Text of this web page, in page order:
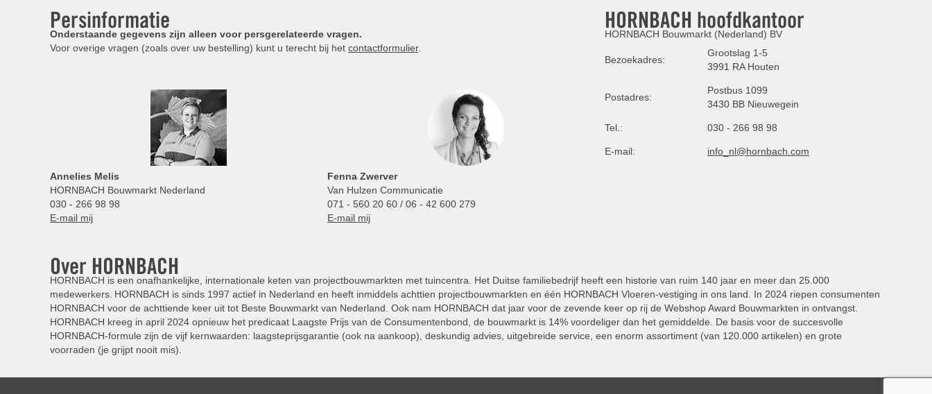
Persinformatie
Onderstaande gegevens zijn alleen voor persgerelateerde vragen.
Voor overige vragen (zoals over uw bestelling) kunt u terecht bij het contactformulier.
Annelies Melis
HORNBACH Bouwmarkt Nederland
030 - 266 98 98
E-mail mij
Fenna Zwerver
Van Hulzen Communicatie
071 - 560 20 60 / 06 - 42 600 279
E-mail mij
HORNBACH hoofdkantoor
HORNBACH Bouwmarkt (Nederland) BV
Bezoekadres:
Grootslag 1-5
3991 RA Houten
Postadres:
Postbus 1099
3430 BB Nieuwegein
Tel.: 030 - 266 98 98
E-mail: info_nl@hornbach.com
Over HORNBACH
HORNBACH is een onafhankelijke, internationale keten van projectbouwmarkten met tuincentra. Het Duitse familiebedrijf heeft een historie van ruim 140 jaar en meer dan 25.000
medewerkers. HORNBACH is sinds 1997 actief in Nederland en heeft inmiddels achttien projectbouwmarkten en één HORNBACH Vloeren-vestiging in ons land. In 2024 riepen consumenten
HORNBACH voor de achttiende keer uit tot Beste Bouwmarkt van Nederland. Ook nam HORNBACH dat jaar voor de zevende keer op rij de Webshop Award Bouwmarkten in ontvangst.
HORNBACH kreeg in april 2024 opnieuw het predicaat Laagste Prijs van de Consumentenbond, de bouwmarkt is 14% voordeliger dan het gemiddelde. De basis voor de succesvolle
HORNBACH-formule zijn de vijf kernwaarden: laagsteprijsgarantie (ook na aankoop), deskundig advies, uitgebreide service, een enorm assortiment (van 120.000 artikelen) en grote
voorraden (je grijpt nooit mis).